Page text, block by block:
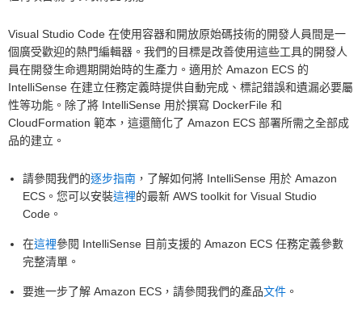
Visual Studio Code 在使用容器和開放原始碼技術的開發人員間是一
個廣受歡迎的熱門編輯器。我們的目標是改善使用這些工具的開發人
員在開發生命週期開始時的生產力。適用於 Amazon ECS 的
IntelliSense 在建立任務定義時提供自動完成、標記錯誤和遺漏必要屬
性等功能。除了將 IntelliSense 用於撰寫 DockerFile 和
CloudFormation 範本，這還簡化了 Amazon ECS 部署所需之全部成
品的建立。
請參閱我們的逐步指南 ，了解如何將 IntelliSense 用於 Amazon
ECS。您可以安裝這裡的最新 AWS toolkit for Visual Studio
Code。
在這裡參閱 IntelliSense 目前支援的 Amazon ECS 任務定義參數
完整清單。
要進一步了解 Amazon ECS，請參閱我們的產品文件 。